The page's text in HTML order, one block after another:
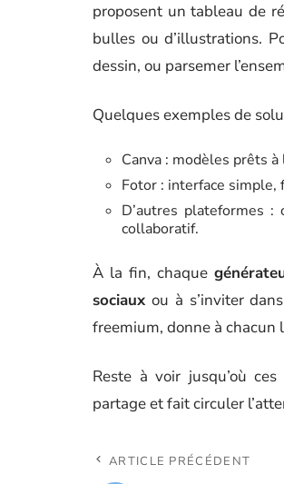
proposent un tableau de
bulles ou d’illustrations.
dessin, ou parsemer
Quelques exemples de
Canva : modèles prêts
Fotor : interface
D’autres plateformes
collaboratif.
À la fin, chaque
sociaux ou à s’inviter
freemium, donne à
Reste à voir jusqu’où
partage et fait circuler
ARTICLE PRÉCÉDENT